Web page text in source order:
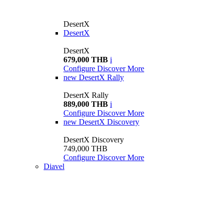
DesertX
DesertX
DesertX
679,000 THB i
Configure Discover More
new DesertX Rally
DesertX Rally
889,000 THB i
Configure Discover More
new DesertX Discovery
DesertX Discovery
749,000 THB
Configure Discover More
Diavel